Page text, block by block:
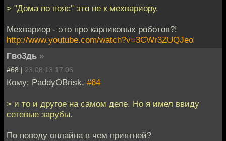
> "Дома по пояс" это не к мехвариору.
Мехвариор - это про карликовых роботов?!
http://www.youtube.com/watch?v=3CWr3ZUQJeo
Гво3дь »
#68 | 23.08.13 17:06
Кому: PaddyOBrisk, #64
> и то и другое на самом деле. Но я имел ввиду
сетевые зарубы.
По поводу онлайна в чем приятней?